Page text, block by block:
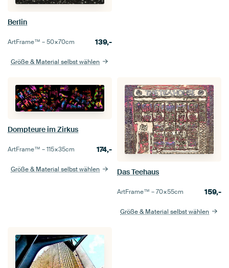
Berlin
ArtFrame™ –50×70cm 139,-
Größe & Material selbst wählen
Dompteure im Zirkus
ArtFrame™ –115×35cm 174,-
Größe & Material selbst wählen Das Teehaus
ArtFrame™ –70×55cm 159,-
Größe & Material selbst wählen